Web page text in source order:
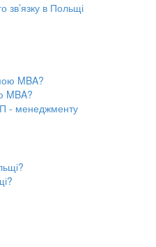
зв’язку в Польщі
MBA?
- менеджменту